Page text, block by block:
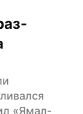
«Ямал-